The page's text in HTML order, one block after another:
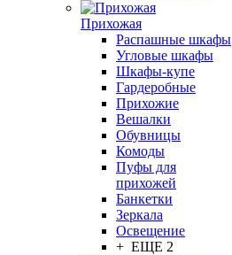
Прихожая
Распашные шкафы
Угловые шкафы
Шкафы-купе
Гардеробные
Прихожие
Вешалки
Обувницы
Комоды
Пуфы для
прихожей
Банкетки
Зеркала
Освещение
+ ЕЩЕ 2